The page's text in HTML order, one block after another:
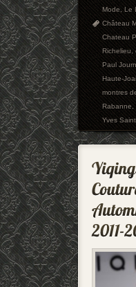
Mode,Le
Château
Chateau
Richelieu,
Paul
Haute-
montres
Rabanne,
Yves